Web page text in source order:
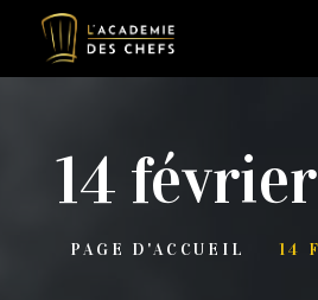
14
PAGE D'ACCUEIL 14